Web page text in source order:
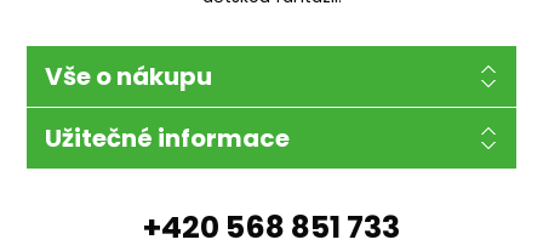
Vše o nákupu
Užitečné informace
+420 568 851 733